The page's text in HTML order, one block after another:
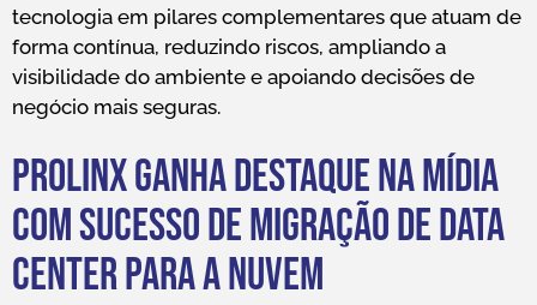
tecnologia em pilares complementares que atuam de
forma contínua, reduzindo riscos, ampliando a
visibilidade do ambiente e apoiando decisões de
negócio mais seguras.
Prolinx ganha destaque na mídia
com sucesso de migração de data
center para a nuvem